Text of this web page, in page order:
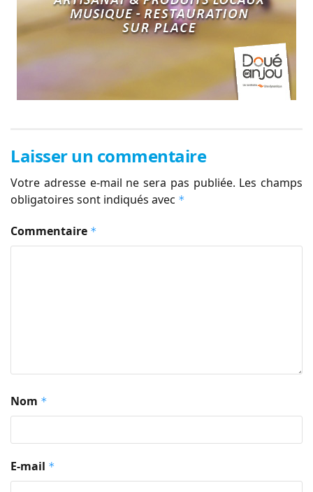
Laisser un commentaire
Votre adresse e-mail ne sera pas publiée. Les champs
obligatoires sont indiqués avec *
Commentaire *
Nom *
E-mail *